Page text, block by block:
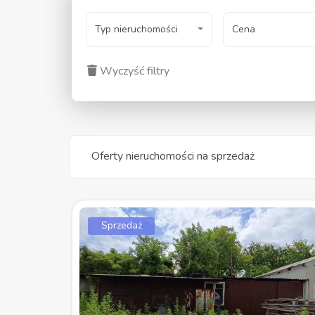
Typ nieruchomości Cena
Wyczyść filtry
Oferty nieruchomości na sprzedaż
Sprzedaż